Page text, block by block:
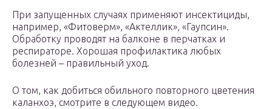
При запущенных случаях применяют инсектициды,
например, «Фитоверм», «Актеллик», «Гаупсин».
Обработку проводят на балконе в перчатках и
респираторе. Хорошая профилактика любых
болезней – правильный уход.
О том, как добиться обильного повторного цветения
каланхоэ, смотрите в следующем видео.